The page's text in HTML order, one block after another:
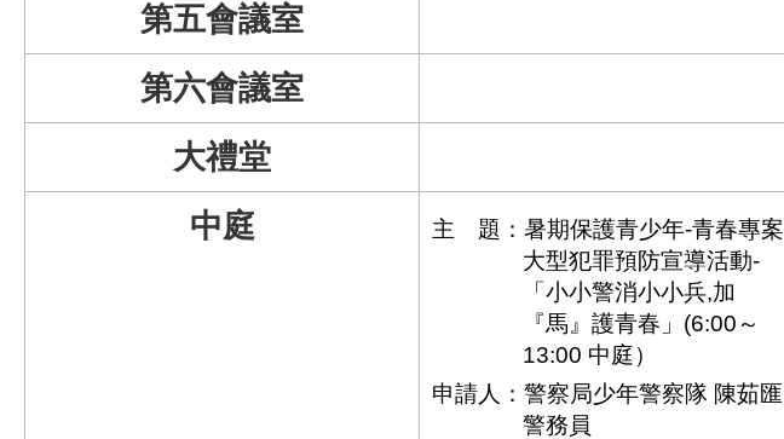
第五會議室
第六會議室
大禮堂
中庭
主 題：暑期保護青少年-青春專案
大型犯罪預防宣導活動-
「小小警消小小兵,加
『馬』護青春」(6:00～
13:00 中庭）
申請人：警察局少年警察隊 陳茹匯
警務員